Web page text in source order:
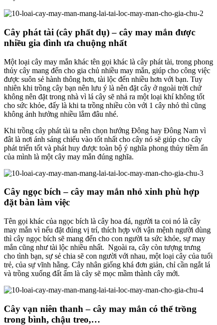
Cây phát tài (cây phất dụ) – cây may mắn được
nhiều gia đình ưa chuộng nhất
Một loại cây may mắn khác tên gọi khác là cây phát tài, trong phong
thủy cây mang đến cho gia chủ nhiều may mắn, giúp cho công việc
được suôn sẻ hành thông hơn, tài lộc đến nhiều hơn với bạn. Tuy
nhiên khi trồng cây bạn nên lưu ý là nên đặt cây ở ngoài trời chứ
không nên đặt trong nhà vì lá cây sẽ nhả ra một loại khí không tốt
cho sức khỏe, đấy là khi ta trồng nhiều còn với 1 cây nhỏ thì cũng
không ảnh hưởng nhiều lắm đâu nhé.
Khi trồng cây phát tài ta nên chọn hướng Đông hay Đông Nam vì
đât là nơi ánh sáng chiếu vào tốt nhất cho cây nó sẽ giúp cho cây
phát triển tốt và phát huy được toàn bộ ý nghĩa phong thủy tiềm ẩn
của mình là một cây may mắn đúng nghĩa.
Cây ngọc bích – cây may mắn nhỏ xinh phù hợp
đặt bàn làm việc
Tên gọi khác của ngọc bích là cây hoa đá, người ta coi nó là cây
may mắn vì nếu đặt đúng vị trí, thích hợp với vận mệnh người dùng
thì cây ngọc bích sẽ mang đến cho con người ta sức khỏe, sự may
mắn cũng như tài lộc nhiều nhất. Ngoài ra, cây còn tượng trưng
cho tình bạn, sự sẻ chia sẽ con người với nhau, một loại cây của tuổi
trẻ, của sự vĩnh hằng. Cây nhân giống khá đơn giản, chỉ cần ngắt lá
và trồng xuống đất ẩm là cây sẽ mọc mầm thành cây mới.
Cây vạn niên thanh – cây may mắn có thể trồng
trong bình, chậu treo,…